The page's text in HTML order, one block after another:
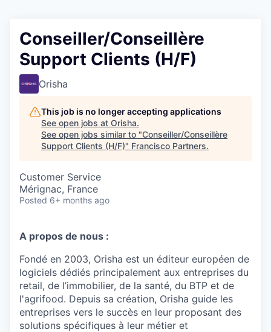
Conseiller/Conseillère
Support Clients (H/F)
Orisha
This job is no longer accepting applications
See open jobs at Orisha.
See open jobs similar to "Conseiller/Conseillère
Support Clients (H/F)" Francisco Partners.
Customer Service
Mérignac, France
Posted 6+ months ago
A propos de nous :
Fondé en 2003, Orisha est un éditeur européen de
logiciels dédiés principalement aux entreprises du
retail, de l’immobilier, de la santé, du BTP et de
l'agrifood. Depuis sa création, Orisha guide les
entreprises vers le succès en leur proposant des
solutions spécifiques à leur métier et